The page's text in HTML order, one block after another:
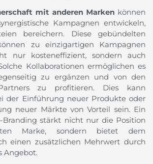
mit anderen Marken können
Kampagnen entwickeln,
bereichern. Diese gebündelten
zu einzigartigen Kampagnen
nur kosteneffizient, sondern auch
Kollaborationen ermöglichen es
zu ergänzen und von den
zu profitieren. Dies kann
der Einführung neuer Produkte oder
neuer Märkte von Vorteil sein. Ein
Branding stärkt nicht nur die Position
Marke, sondern bietet dem
einen zusätzlichen Mehrwert durch
Angebot.